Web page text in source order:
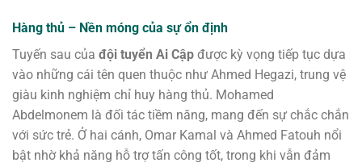
Hàng thủ – Nền móng của sự ổn định
Tuyến sau của đội tuyển Ai Cập được kỳ vọng tiếp tục dựa
vào những cái tên quen thuộc như Ahmed Hegazi, trung vệ
giàu kinh nghiệm chỉ huy hàng thủ. Mohamed
Abdelmonem là đối tác tiềm năng, mang đến sự chắc chắn
với sức trẻ. Ở hai cánh, Omar Kamal và Ahmed Fatouh nổi
bật nhờ khả năng hỗ trợ tấn công tốt, trong khi vẫn đảm